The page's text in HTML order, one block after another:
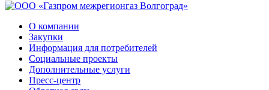
О компании
Закупки
Информация для потребителей
Социальные проекты
Дополнительные услуги
Пресс-центр